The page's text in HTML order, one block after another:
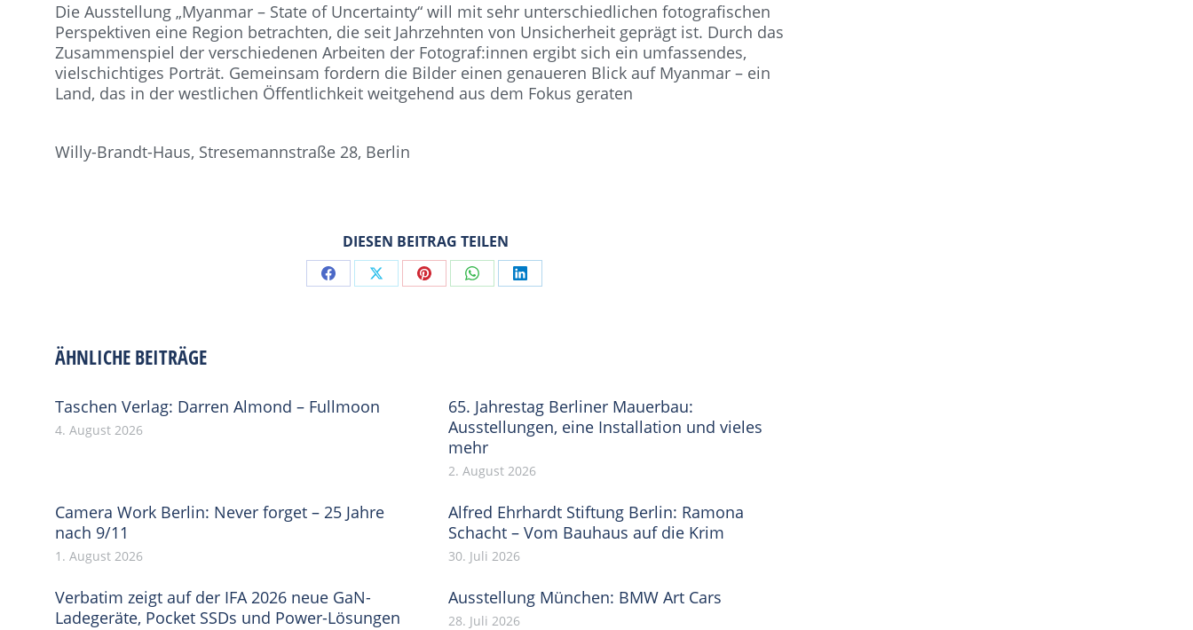
Die Ausstellung „Myanmar – State of Uncertainty“ will mit sehr unterschiedlichen fotografischen
Perspektiven eine Region betrachten, die seit Jahrzehnten von Unsicherheit geprägt ist. Durch das
Zusammenspiel der verschiedenen Arbeiten der Fotograf:innen ergibt sich ein umfassendes,
vielschichtiges Porträt. Gemeinsam fordern die Bilder einen genaueren Blick auf Myanmar – ein
Land, das in der westlichen Öffentlichkeit weitgehend aus dem Fokus geraten
Willy-Brandt-Haus, Stresemannstraße 28, Berlin
DIESEN BEITRAG TEILEN
Share Share Share Share Share
ÄHNLICHE BEITRÄGE
Taschen Verlag: Darren Almond – Fullmoon
4. August 2026
65. Jahrestag Berliner Mauerbau:
Ausstellungen, eine Installation und vieles
mehr
2. August 2026
Camera Work Berlin: Never forget – 25 Jahre
nach 9/11
1. August 2026
Alfred Ehrhardt Stiftung Berlin: Ramona
Schacht – Vom Bauhaus auf die Krim
30. Juli 2026
Verbatim zeigt auf der IFA 2026 neue GaN-
Ladegeräte, Pocket SSDs und Power-Lösungen
Ausstellung München: BMW Art Cars
28. Juli 2026